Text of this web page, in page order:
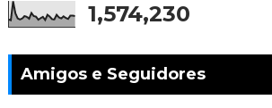
1,574,230
Amigos e Seguidores